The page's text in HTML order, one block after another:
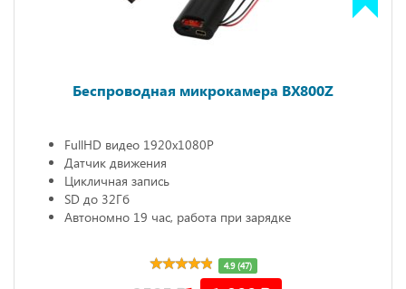
Беспроводная микрокамера BX800Z
FullHD видео 1920х1080P
Датчик движения
Цикличная запись
SD до 32Гб
Автономно 19 час, работа при зарядке
4.9 (47)